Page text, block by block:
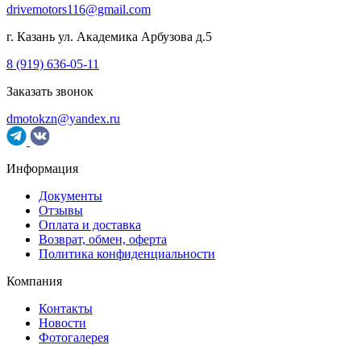
drivemotors116@gmail.com
г. Казань ул. Академика Арбузова д.5
8 (919) 636-05-11
Заказать звонок
dmotokzn@yandex.ru
Информация
Документы
Отзывы
Оплата и доставка
Возврат, обмен, оферта
Политика конфиденциальности
Компания
Контакты
Новости
Фотогалерея